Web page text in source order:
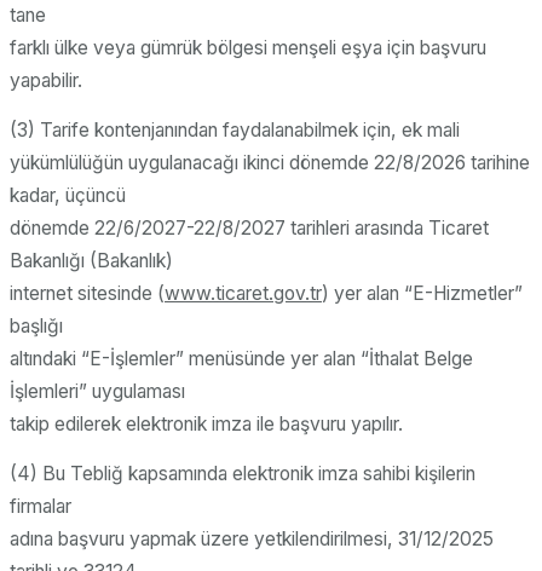
tane
farklı ülke veya gümrük bölgesi menşeli eşya için başvuru
yapabilir.
(3) Tarife kontenjanından faydalanabilmek için, ek mali
yükümlülüğün uygulanacağı ikinci dönemde 22/8/2026 tarihine
kadar, üçüncü
dönemde 22/6/2027-22/8/2027 tarihleri arasında Ticaret
Bakanlığı (Bakanlık)
internet sitesinde (www.ticaret.gov.tr) yer alan “E-Hizmetler”
başlığı
altındaki “E-İşlemler” menüsünde yer alan “İthalat Belge
İşlemleri” uygulaması
takip edilerek elektronik imza ile başvuru yapılır.
(4) Bu Tebliğ kapsamında elektronik imza sahibi kişilerin
firmalar
adına başvuru yapmak üzere yetkilendirilmesi, 31/12/2025